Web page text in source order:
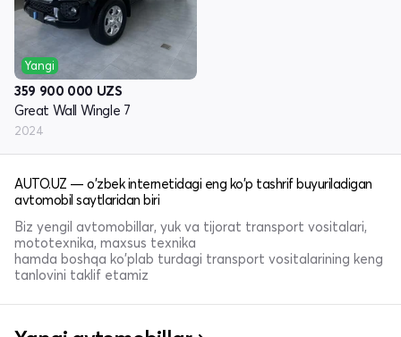
Yangi
359 900 000 UZS
Great Wall Wingle 7
2024
AUTO.UZ — o'zbek internetidagi eng ko'p tashrif buyuriladigan
avtomobil saytlaridan biri
Biz yengil avtomobillar, yuk va tijorat transport vositalari,
mototexnika, maxsus texnika
hamda boshqa ko'plab turdagi transport vositalarining keng
tanlovini taklif etamiz